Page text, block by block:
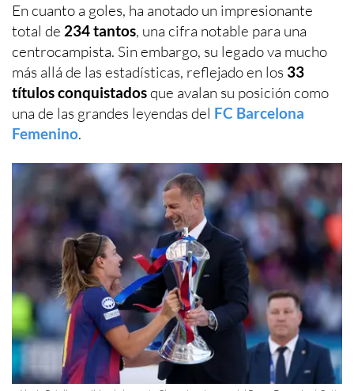
En cuanto a goles, ha anotado un impresionante
total de 234 tantos, una cifra notable para una
centrocampista. Sin embargo, su legado va mucho
más allá de las estadísticas, reflejado en los 33
títulos conquistadosque avalan su posición como
una de las grandes leyendas del FC Barcelona
Femenino.